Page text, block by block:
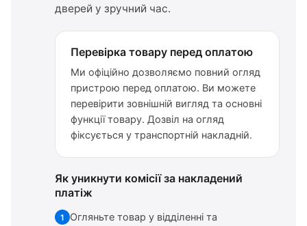
дверей у зручний час.
Перевірка товару перед оплатою
Ми офіційно дозволяємо повний огляд
пристрою перед оплатою. Ви можете
перевірити зовнішній вигляд та основні
функції товару. Дозвіл на огляд
фіксується у транспортній накладній.
Як уникнути комісії за накладений
платіж
1 Огляньте товар у відділенні та